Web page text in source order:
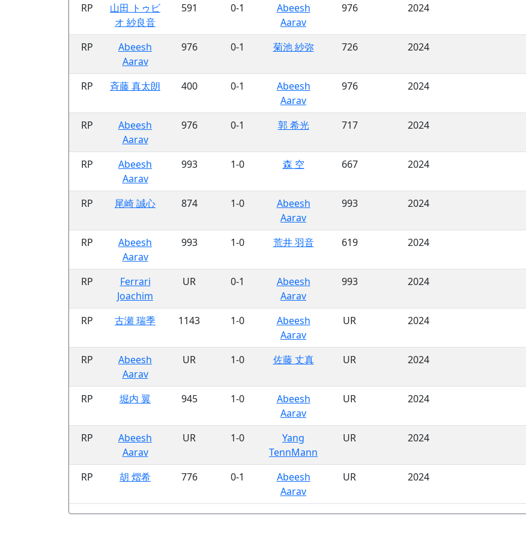
RP
山田 トゥビ
オ 紗良音
591 0-1
Abeesh
Aarav
976 2024
RP
Abeesh
Aarav
976 0-1 菊池 紗弥 726 2024
RP 斉藤 真太朗 400 0-1
Abeesh
Aarav
976 2024
RP
Abeesh
Aarav
976 0-1 郭 希光 717 2024
RP
Abeesh
Aarav
993 1-0 森 空 667 2024
RP 尾崎 誠心 874 1-0
Abeesh
Aarav
993 2024
RP
Abeesh
Aarav
993 1-0 荒井 羽音 619 2024
RP
Ferrari
Joachim
UR 0-1
Abeesh
Aarav
993 2024
RP 古瀬 瑞季 1143 1-0
Abeesh
Aarav
UR 2024
RP
Abeesh
Aarav
UR 1-0 佐藤 丈真 UR 2024
RP 堀内 翼 945 1-0
Abeesh
Aarav
UR 2024
RP
Abeesh
Aarav
UR 1-0
Yang
TennMann
UR 2024
RP 胡 熠希 776 0-1
Abeesh
Aarav
UR 2024